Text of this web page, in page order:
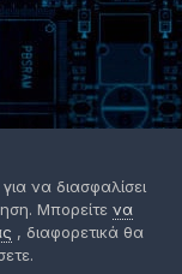
για να διασφαλίσει
Μπορείτε να
, διαφορετικά θα